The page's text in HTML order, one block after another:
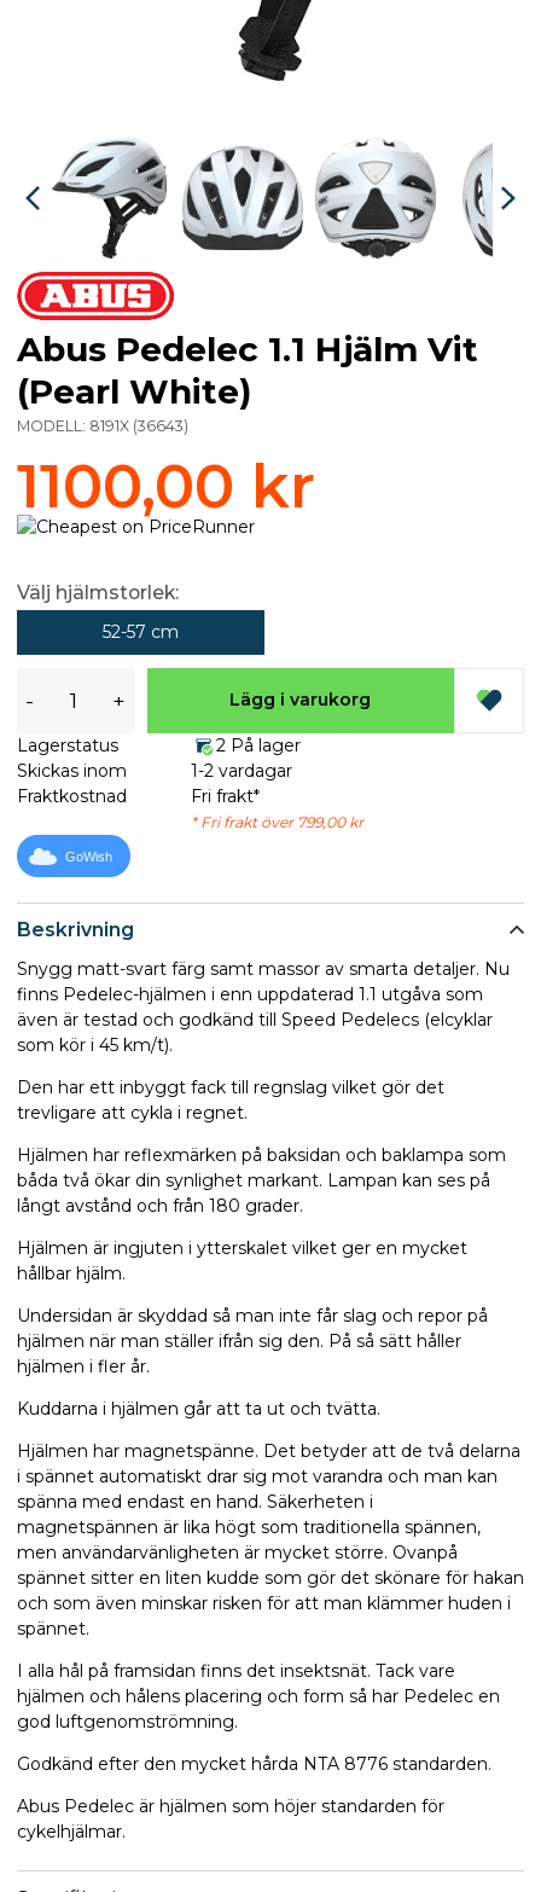
Beskrivning
Snygg matt-svart färg samt massor av smarta detaljer. Nu
finns Pedelec-hjälmen i enn uppdaterad 1.1 utgåva som
även är testad och godkänd till Speed Pedelecs (elcyklar
som kör i 45 km/t).
Den har ett inbyggt fack till regnslag vilket gör det
trevligare att cykla i regnet.
Hjälmen har reflexmärken på baksidan och baklampa som
båda två ökar din synlighet markant. Lampan kan ses på
långt avstånd och från 180 grader.
Hjälmen är ingjuten i ytterskalet vilket ger en mycket
hållbar hjälm.
Undersidan är skyddad så man inte får slag och repor på
hjälmen när man ställer ifrån sig den. På så sätt håller
hjälmen i fler år.
Kuddarna i hjälmen går att ta ut och tvätta.
Hjälmen har magnetspänne. Det betyder att de två delarna
i spännet automatiskt drar sig mot varandra och man kan
spänna med endast en hand. Säkerheten i
magnetspännen är lika högt som traditionella spännen,
men användarvänligheten är mycket större. Ovanpå
spännet sitter en liten kudde som gör det skönare för hakan
och som även minskar risken för att man klämmer huden i
spännet.
I alla hål på framsidan finns det insektsnät. Tack vare
hjälmen och hålens placering och form så har Pedelec en
god luftgenomströmning.
Godkänd efter den mycket hårda NTA 8776 standarden.
Abus Pedelec är hjälmen som höjer standarden för
cykelhjälmar.
Abus Pedelec 1.1 Hjälm Vit
(Pearl White)
MODELL: 8191X (36643)
1100,00 kr
Välj hjälmstorlek:
52-57 cm
- + Lägg i varukorg
Lagerstatus
2 På lager
Skickas inom
1-2 vardagar
Fraktkostnad
Fri frakt*
* Fri frakt över 799,00 kr
GoWish